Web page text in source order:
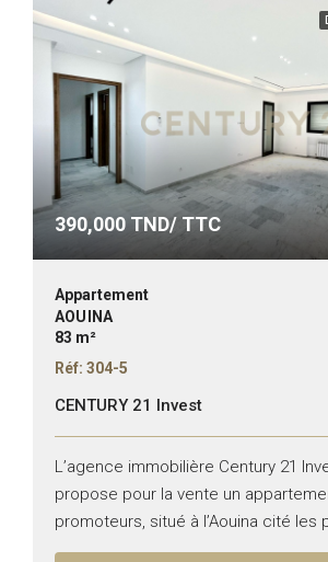
390,000TND/ TTC
Appartement
AOUINA
83 m²
Réf: 304-5
CENTURY 21 Invest
L’agence immobilière Century 21
propose pour la vente un
promoteurs, situé à l’Aouina cité les
Typologie : S+2 Superficie : 112 m²